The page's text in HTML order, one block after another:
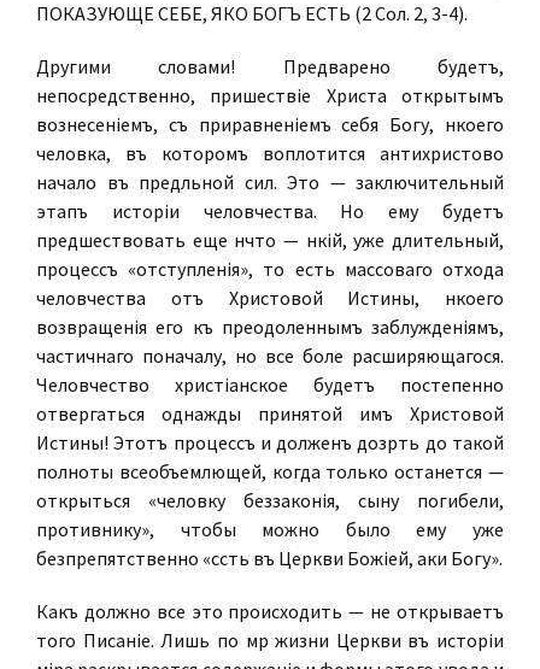
ПОКАЗУЮЩЕ СЕБЕ, ЯКО БОГЪ ЕСТЬ (2 Сол. 2, 3-4).
Другими словами! Предварено будетъ,
непосредственно, пришествіе Христа открытымъ
вознесеніемъ, съ приравненіемъ себя Богу, нѣкоего
человѣка, въ которомъ воплотится антихристово
начало въ предѣльной силѣ. Это — заключительный
этапъ исторіи человѣчества. Но ему будетъ
предшествовать еще нѣчто — нѣкій, уже длительный,
процессъ «отступленія», то есть массоваго отхода
человѣчества отъ Христовой Истины, нѣкоего
возвращенія его къ преодоленнымъ заблужденіямъ,
частичнаго поначалу, но все болѣе расширяющагося.
Человѣчество христіанское будетъ постепенно
отвергаться однажды принятой имъ Христовой
Истины! Этотъ процессъ и долженъ дозрѣть до такой
полноты всеобъемлющей, когда только останется —
открыться «человѣку беззаконія, сыну погибели,
противнику», чтобы можно было ему уже
безпрепятственно «сѣсть въ Церкви Божіей, аки Богу».
Какъ должно все это происходить — не открываетъ
того Писаніе. Лишь по мѣрѣ жизни Церкви въ исторіи